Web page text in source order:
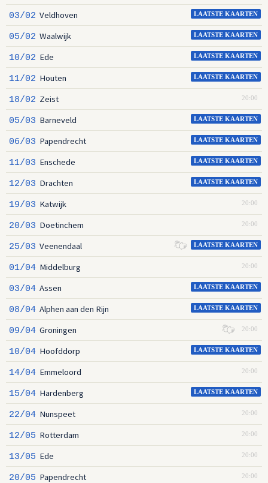
LAATSTE KAARTEN
03/02 Veldhoven
LAATSTE KAARTEN
05/02 Waalwijk
LAATSTE KAARTEN
10/02 Ede
LAATSTE KAARTEN
11/02 Houten
20:00
18/02 Zeist
LAATSTE KAARTEN
05/03 Barneveld
LAATSTE KAARTEN
06/03 Papendrecht
LAATSTE KAARTEN
11/03 Enschede
LAATSTE KAARTEN
12/03 Drachten
20:00
19/03 Katwijk
20:00
20/03 Doetinchem
LAATSTE KAARTEN
25/03 Veenendaal
20:00
01/04 Middelburg
LAATSTE KAARTEN
03/04 Assen
LAATSTE KAARTEN
08/04 Alphen aan den Rijn
20:00
09/04 Groningen
LAATSTE KAARTEN
10/04 Hoofddorp
20:00
14/04 Emmeloord
LAATSTE KAARTEN
15/04 Hardenberg
20:00
22/04 Nunspeet
20:00
12/05 Rotterdam
20:00
13/05 Ede
20:00
20/05 Papendrecht